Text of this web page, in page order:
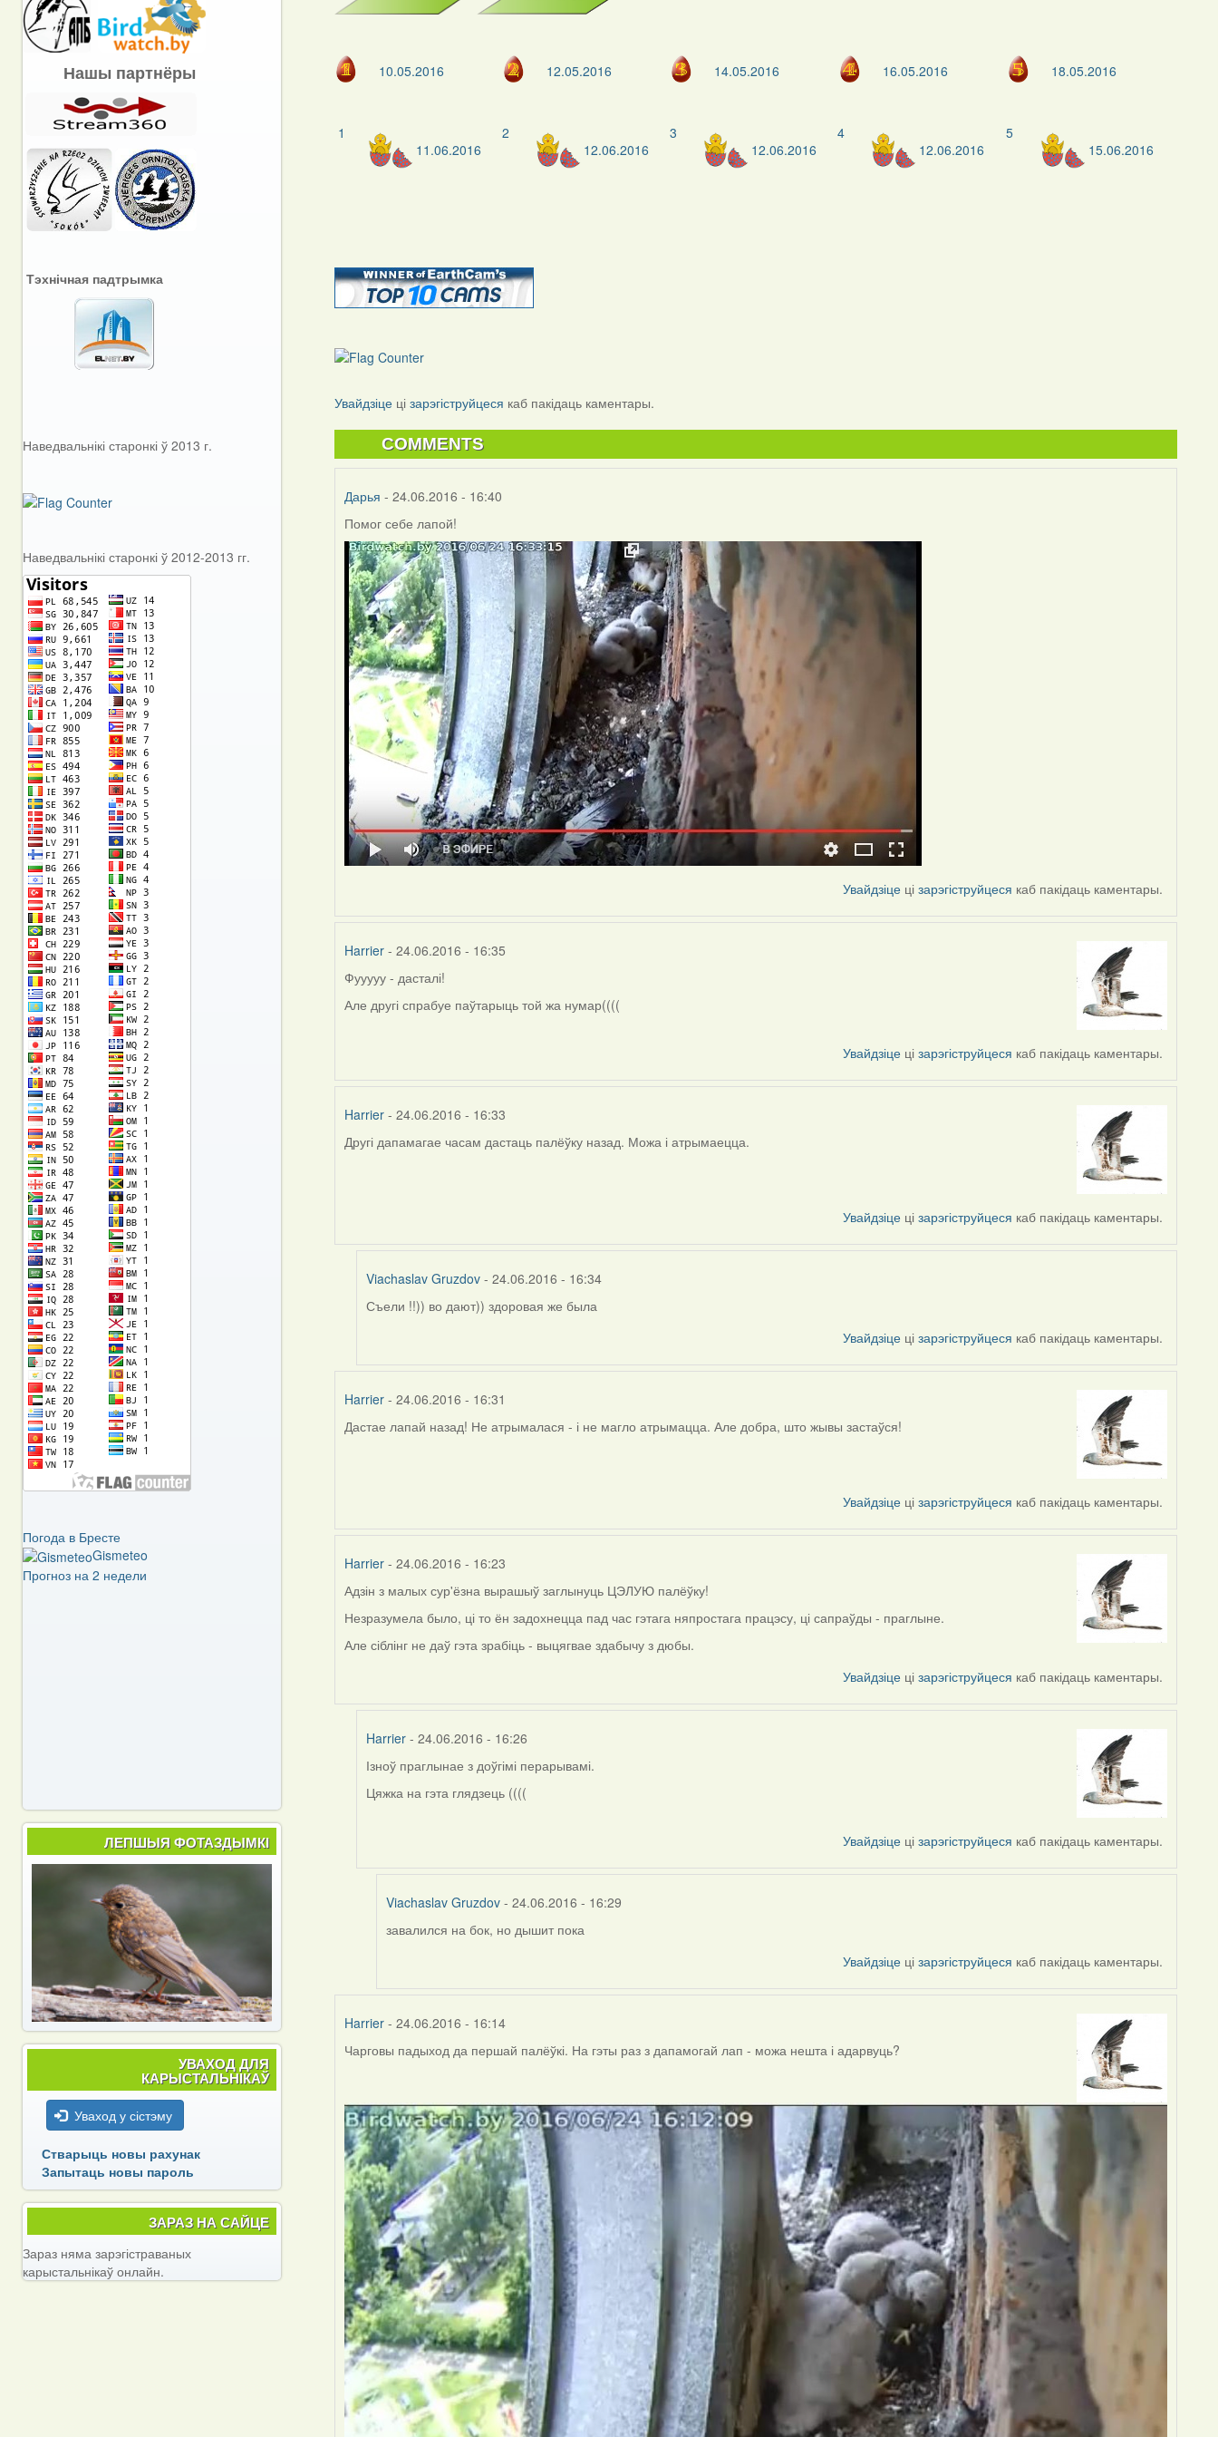
10.05.2016 12.05.2016 14.05.2016 16.05.2016 18.05.2016
1
11.06.2016
2
12.06.2016
3
12.06.2016
4
12.06.2016
5
15.06.2016
Увайдзіце цізарэгіструйцеся каб пакідаць каментары.
COMMENTS
Дарья - 24.06.2016 - 16:40
Помог себе лапой!
Увайдзіце цізарэгіструйцеся каб пакідаць каментары.
Harrier - 24.06.2016 - 16:35
Фууууу - дасталі!
Але другі спрабуе паўтарыць той жа нумар((((
Увайдзіце цізарэгіструйцеся каб пакідаць каментары.
Harrier - 24.06.2016 - 16:33
Другі дапамагае часам дастаць палёўку назад. Можа і атрымаецца.
Увайдзіце цізарэгіструйцеся каб пакідаць каментары.
Viachaslav Gruzdov- 24.06.2016 - 16:34
In
by
Съели !!)) во дают)) здоровая же была
Увайдзіце цізарэгіструйцеся каб пакідаць каментары.
Harrier - 24.06.2016 - 16:31
Дастае лапай назад! Не атрымалася - і не магло атрымацца. Але добра, што жывы застаўся!
Увайдзіце цізарэгіструйцеся каб пакідаць каментары.
Harrier - 24.06.2016 - 16:23
Адзін з малых сур'ёзна вырашыў заглынуць ЦЭЛУЮ палёўку!
Незразумела было, ці то ён задохнецца пад час гэтага няпростага працэсу, ці сапраўды - праглыне.
Але сіблінг не даў гэта зрабіць - выцягвае здабычу з дюбы.
Увайдзіце цізарэгіструйцеся каб пакідаць каментары.
Harrier- 24.06.2016 - 16:26
In
reply
Ізноў праглынае з доўгімі перарывамі.
Цяжка на гэта глядзець ((((
Увайдзіце цізарэгіструйцеся каб пакідаць каментары.
Viachaslav Gruzdov - 24.06.2016 - 16:29
In
by
завалился на бок, но дышит пока
Увайдзіце цізарэгіструйцеся каб пакідаць каментары.
Harrier - 24.06.2016 - 16:14
Чарговы падыход да першай палёўкі. На гэты раз з дапамогай лап - можа нешта і адарвуць?
Нашы партнёры
Тэхнічная падтрымка
Наведвальнікі старонкі ў 2013 г.
Наведвальнікі старонкі ў 2012-2013 гг.
Погода в Бресте
Gismeteo
Прогноз на 2 недели
ЛЕПШЫЯ ФОТАЗДЫМКІ
УВАХОД ДЛЯ
КАРЫСТАЛЬНІКАЎ
Уваход у сістэму
Стварыць новы рахунак
Запытаць новы пароль
ЗАРАЗ НА САЙЦЕ
Зараз няма зарэгістраваных
карыстальнікаў онлайн.